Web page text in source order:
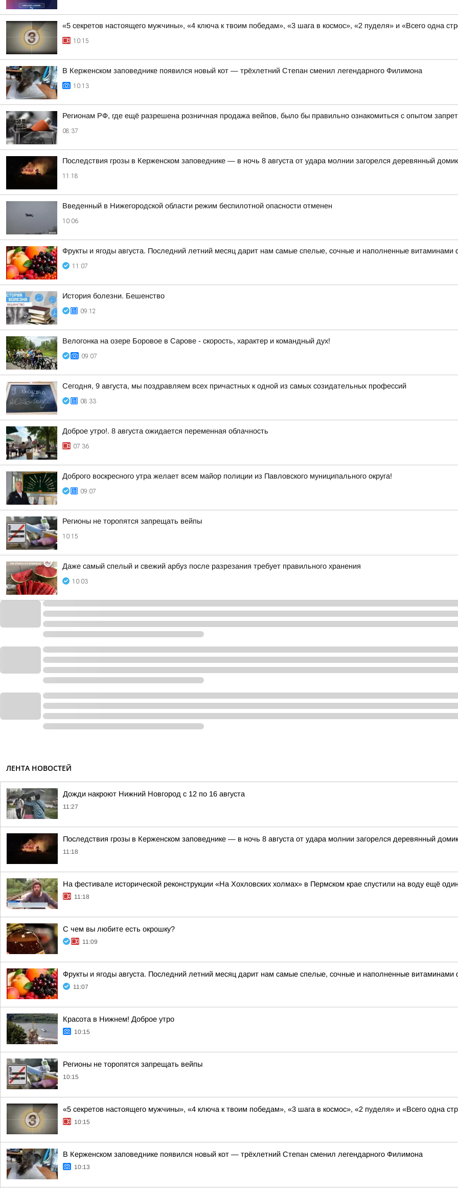
«5 секретов настоящего мужчины», «4 ключа к твоим победам», «3 шага в космос», «2 пуделя» и «Всего одна
10:15
В Керженском заповеднике появился новый кот — трёхлетний Степан сменил легендарного Филимона
10:13
Регионам РФ, где ещё разрешена розничная продажа вейпов, было бы правильно ознакомиться с опытом
08:37
Последствия грозы в Керженском заповеднике — в ночь 8 августа от удара молнии загорелся деревянный
11:18
Введенный в Нижегородской области режим беспилотной опасности отменен
10:06
Фрукты и ягоды августа. Последний летний месяц дарит нам самые спелые, сочные и наполненные витаминами
11:07
История болезни. Бешенство
09:12
Велогонка на озере Боровое в Сарове - скорость, характер и командный дух!
09:07
Сегодня, 9 августа, мы поздравляем всех причастных к одной из самых созидательных профессий
08:33
Доброе утро!. 8 августа ожидается переменная облачность
07:36
Доброго воскресного утра желает всем майор полиции из Павловского муниципального округа!
09:07
Регионы не торопятся запрещать вейпы
10:15
Даже самый спелый и свежий арбуз после разрезания требует правильного хранения
10:03
ЛЕНТА НОВОСТЕЙ
Дожди накроют Нижний Новгород с 12 по 16 августа
11:27
Последствия грозы в Керженском заповеднике — в ночь 8 августа от удара молнии загорелся деревянный
11:18
На фестивале исторической реконструкции «На Хохловских холмах» в Пермском крае спустили на воду ещё
11:18
С чем вы любите есть окрошку?
11:09
Фрукты и ягоды августа. Последний летний месяц дарит нам самые спелые, сочные и наполненные витаминами
11:07
Красота в Нижнем! Доброе утро
10:15
Регионы не торопятся запрещать вейпы
10:15
«5 секретов настоящего мужчины», «4 ключа к твоим победам», «3 шага в космос», «2 пуделя» и «Всего одна
10:15
В Керженском заповеднике появился новый кот — трёхлетний Степан сменил легендарного Филимона
10:13